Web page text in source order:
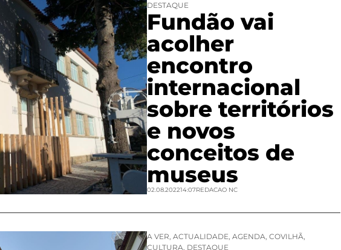
DESTAQUE
Fundão vai
acolher
encontro
internacional
sobre territórios
e novos
conceitos de
museus
02.08.202214:07REDACAO NC
A VER, ACTUALIDADE, AGENDA, COVILHÃ,
CULTURA, DESTAQUE